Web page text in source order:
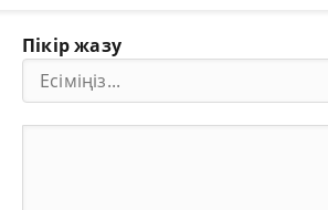
Пікір жазу